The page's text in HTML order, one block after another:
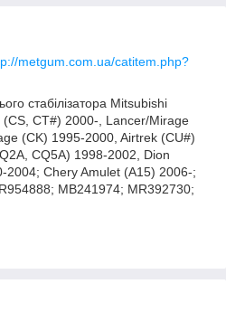
metgum.com.ua/catitem.php?
стабілізатора Mitsubishi
CT#) 2000-, Lancer/Mirage
(CK) 1995-2000, Airtrek (CU#)
CQ5A) 1998-2002, Dion
2004; Chery Amulet (A15) 2006-;
MB241974; MR392730;